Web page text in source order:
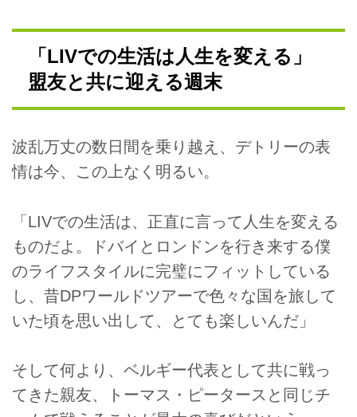
「LIVでの生活は人生を変える」
盟友と共に迎える週末
波乱万丈の数日間を乗り越え、デトリーの表
情は今、この上なく明るい。
「LIVでの生活は、正直に言って人生を変える
ものだよ。ドバイとロンドンを行き来する僕
のライフスタイルに完璧にフィットしている
し、昔DPワールドツアーで色々な国を旅して
いた頃を思い出して、とても楽しいんだ」
そして何より、ベルギー代表として共に戦っ
てきた親友、トーマス・ピータースと同じチ